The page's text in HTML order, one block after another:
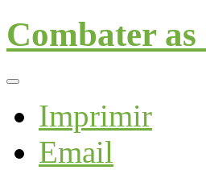
Combater
Imprimir
Email